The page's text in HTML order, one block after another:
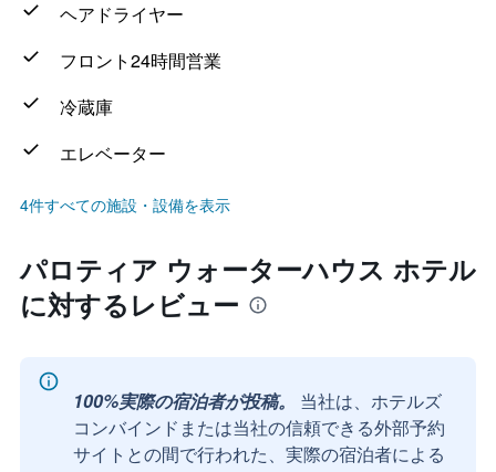
ヘアドライヤー
フロント24時間営業
冷蔵庫
エレベーター
4件すべての施設・設備を表示
パロティア ウォーターハウス ホテル
に対するレビュー
100%実際の宿泊者が投稿。
当社は、ホテルズ
コンバインドまたは当社の信頼できる外部予約
サイトとの間で行われた、実際の宿泊者による